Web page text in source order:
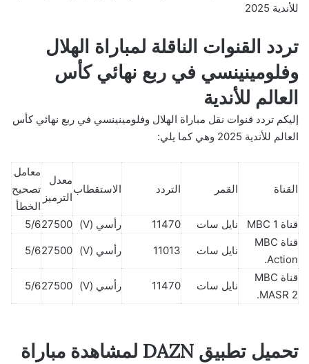
للأندية 2025
تردد القنوات الناقلة لمباراة الهلال
وفلومينينسي في ربع نهائي كأس
العالم للأندية
إليكم تردد قنوات نقل مباراة الهلال وفلومينينسي في ربع نهائي كأس
العالم للأندية 2025 وهي كما يلي:
القناة القمر التردد الاستقطاب
معدل
الترميز
معامل
تصحيح
الخطأ
قناة MBC 1
نايل سات 11470 رأسي (V) 27500
5/6
قناة MBC
Action.
نايل سات 11013 رأسي (V) 27500
5/6
قناة MBC
MASR 2.
نايل سات 11470 رأسي (V) 27500
5/6
تحميل تطبيق DAZN لمشاهدة مباراة